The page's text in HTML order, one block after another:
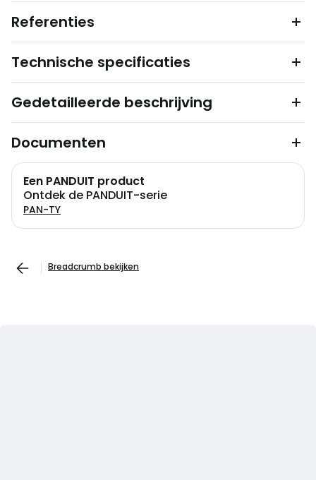
Referenties
Technische specificaties
Gedetailleerde beschrijving
Documenten
Een PANDUIT product
Ontdek de PANDUIT-serie
PAN-TY
Breadcrumb bekijken